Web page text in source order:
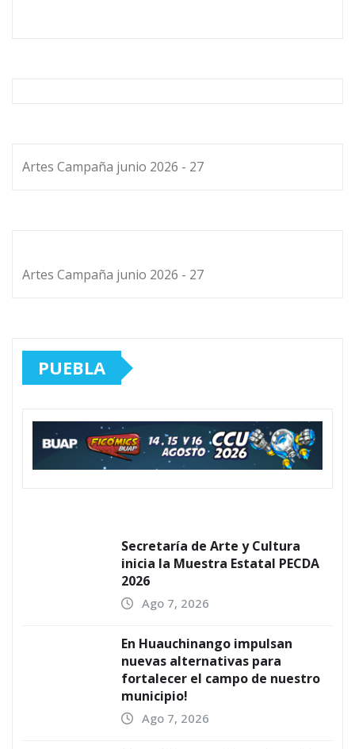
Artes Campaña junio 2026 - 27
Artes Campaña junio 2026 - 27
PUEBLA
Secretaría de Arte y Cultura
inicia la Muestra Estatal PECDA
2026
Ago 7, 2026
En Huauchinango impulsan
nuevas alternativas para
fortalecer el campo de nuestro
municipio!
Ago 7, 2026